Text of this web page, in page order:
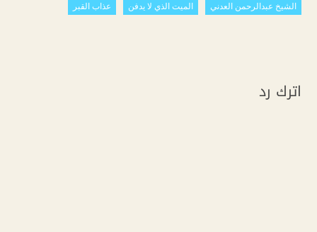
الشيخ عبدالرحمن العدني الميت الذي لا يدفن عذاب القبر
اترك رد